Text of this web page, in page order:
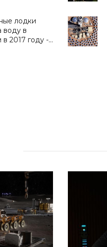
лодки
воду в
в 2017 году -